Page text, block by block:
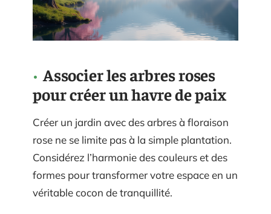
Associer les arbres roses
pour créer un havre de paix
Créer un jardin avec des arbres à floraison
rose ne se limite pas à la simple plantation.
Considérez l’harmonie des couleurs et des
formes pour transformer votre espace en un
véritable cocon de tranquillité.